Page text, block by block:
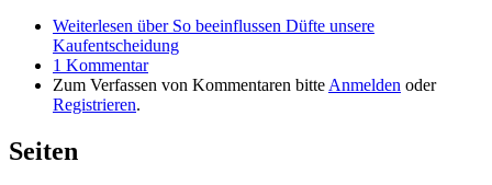
Weiterlesen über So beeinflussen Düfte unsere
Kaufentscheidung
1 Kommentar
Zum Verfassen von Kommentaren bitte Anmelden oder
Registrieren.
Seiten